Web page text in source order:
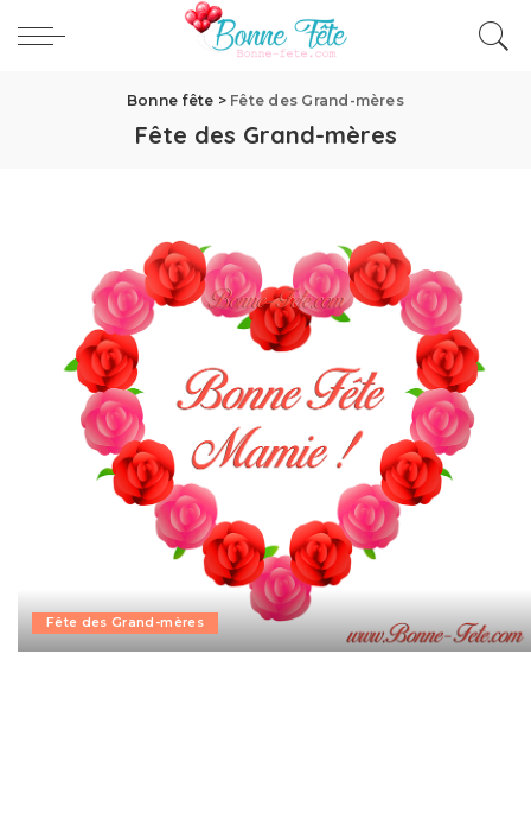
Bonne fête > Fête des Grand-mères
Fête des Grand-mères
Fête des Grand-mères